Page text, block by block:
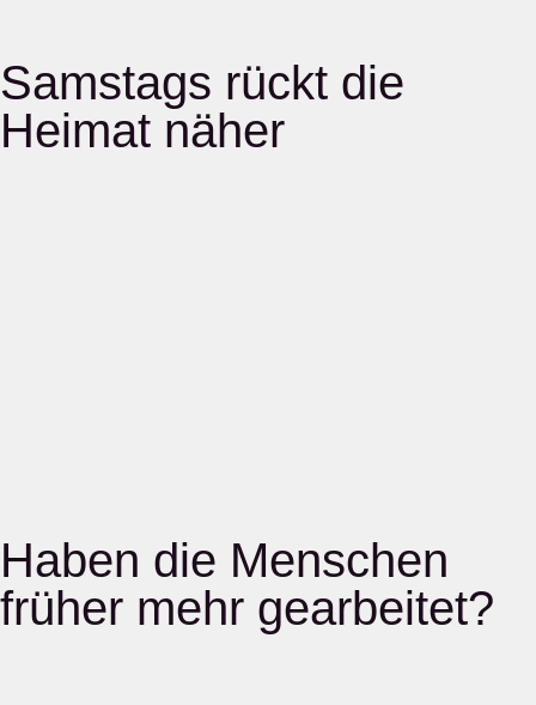
Samstags rückt die
Heimat näher
Haben die Menschen
früher mehr gearbeitet?